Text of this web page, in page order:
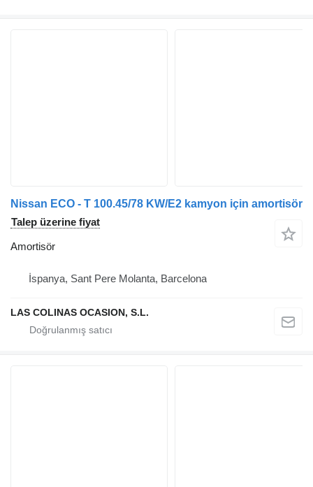
Nissan ECO - T 100.45/78 KW/E2 kamyon için amortisör
Talep üzerine fiyat
Amortisör
İspanya, Sant Pere Molanta, Barcelona
LAS COLINAS OCASION, S.L.